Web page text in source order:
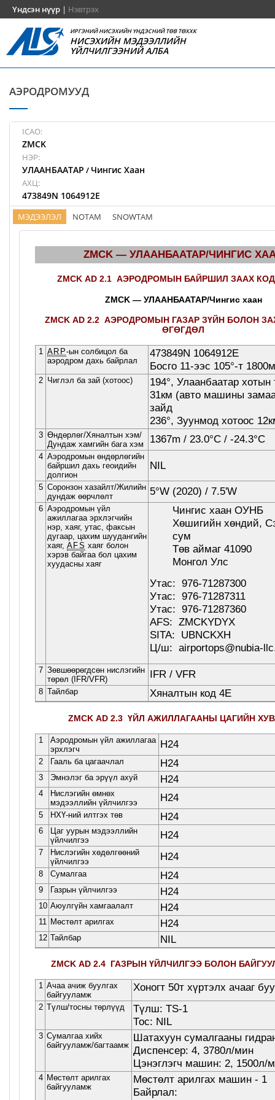
Үндсэн нүүр | Нэвтрэх
ИРГЭНИЙ НИСЭХИЙН ҮНДЭСНИЙ ТӨВ ТӨХХК
НИСЭХИЙН МЭДЭЭЛЛИЙН
ҮЙЛЧИЛГЭЭНИЙ АЛБА
АЭРОДРОМУУД
ICAO:
ZMCK
НЭР:
УЛААНБААТАР / Чингис Хаан
АХЦ:
473849N 1064912E
МЭДЭЭЛЭЛ NOTAM SNOWTAM